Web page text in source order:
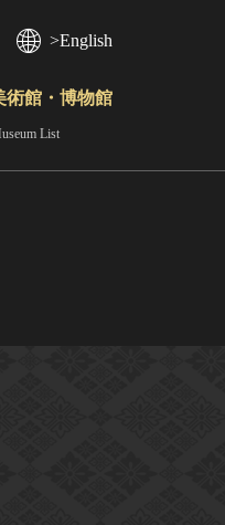
>English
術館・博物館
List